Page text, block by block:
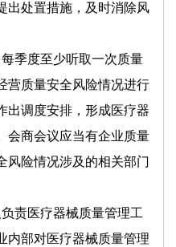
出处置措施，及时消除风
季度至少听取一次质量
营质量安全风险情况进行
出调度安排，形成医疗器
会商会议应当有企业质量
风险情况涉及的相关部门
责医疗器械质量管理工
内部对医疗器械质量管理